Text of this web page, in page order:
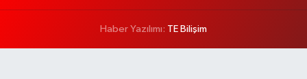
Haber Yazılımı: TE Bilişim